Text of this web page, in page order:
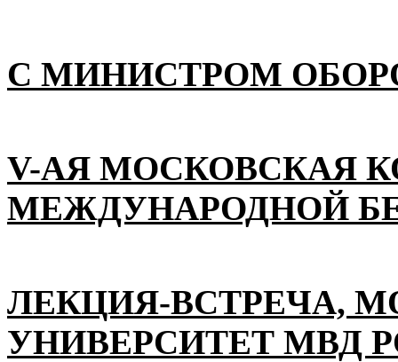
С МИНИСТРОМ
V-АЯ МОСКОВСКАЯ
МЕЖДУНАРОДНОЙ
ЛЕКЦИЯ-ВСТРЕЧА,
УНИВЕРСИТЕТ МВД